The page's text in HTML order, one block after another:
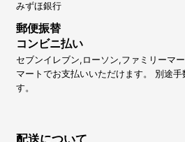
みずほ銀行
郵便振替
コンビニ払い
セブンイレブン,ローソン,ファミリーマ
マートでお支払いいただけます。 別途
す。